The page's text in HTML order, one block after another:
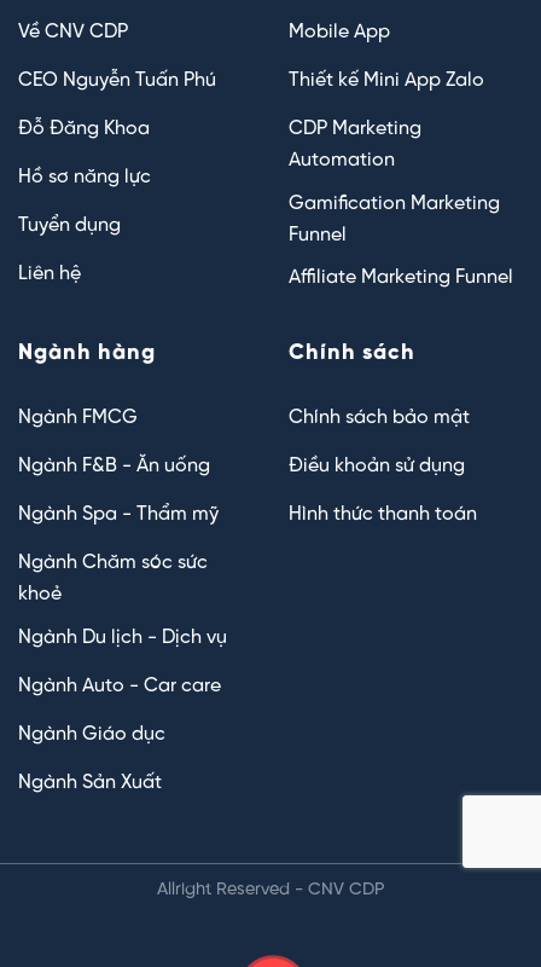
Về CNV CDP
CEO Nguyễn Tuấn Phú
Đỗ Đăng Khoa
Hồ sơ năng lực
Tuyển dụng
Liên hệ
Mobile App
Thiết kế Mini App Zalo
CDP Marketing
Automation
Gamification Marketing
Funnel
Affiliate Marketing Funnel
Ngành hàng
Ngành FMCG
Ngành F&B - Ăn uống
Ngành Spa - Thẩm mỹ
Ngành Chăm sóc sức
khoẻ
Ngành Du lịch - Dịch vụ
Ngành Auto - Car care
Ngành Giáo dục
Ngành Sản Xuất
Chính sách
Chính sách bảo mật
Điều khoản sử dụng
Hình thức thanh toán
Allright Reserved - CNV CDP